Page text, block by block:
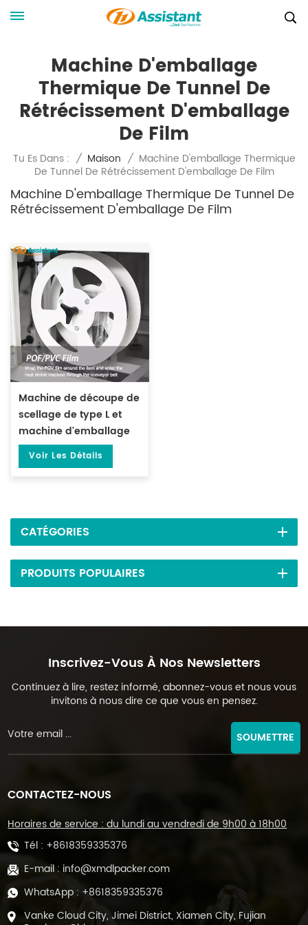
Machine D'emballage
Thermique De Tunnel De
Rétrécissement D'emballage
De Film
Tu Es Dans : / Maison / Machine D'emballage Thermique
De Tunnel De Rétrécissement D'emballage De Film
Machine D'emballage Thermique De Tunnel De
Rétrécissement D'emballage De Film
Machine de découpe de
scellage de type L et
machine d'emballage
de tunnel
thermorétractable DL-
Voir Les Détails
CATÉGORIES
PRODUITS POPULAIRES
Inscrivez-Vous À Nos Newsletters
Continuez à lire, restez informé, abonnez-vous et nous vous
invitons à nous dire ce que vous en pensez.
SOUMETTRE
CONTACTEZ-NOUS
Horaires de service : du lundi au vendredi de 9h00 à 18h00
Tél : +8618359335376
E-mail : info@xmdlpacker.com
WhatsApp : +8618359335376
Vanke Cloud City, Jimei District, Xiamen City, Fujian